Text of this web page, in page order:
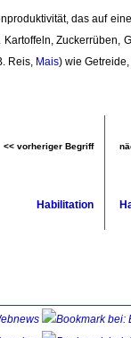
das auf
Kartoffeln, Zuckerrüben,
Reis, Mais) wie
<< vorheriger Begriff
Habilitation